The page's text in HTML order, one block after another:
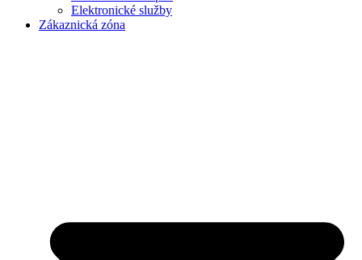
Elektronické služby
Zákaznická zóna